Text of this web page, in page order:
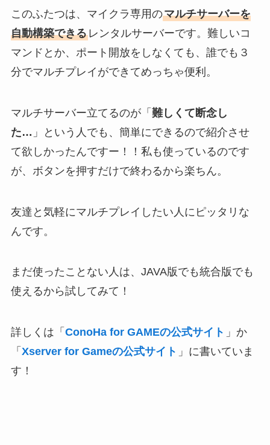
このふたつは、マイクラ専用のマルチサーバーを
自動構築できるレンタルサーバーです。難しいコ
マンドとか、ポート開放をしなくても、誰でも３
分でマルチプレイができてめっちゃ便利。
マルチサーバー立てるのが「 難しくて断念し
た… 」という人でも、簡単にできるので紹介させ
て欲しかったんですー！！私も使っているのです
が、ボタンを押すだけで終わるから楽ちん。
友達と気軽にマルチプレイしたい人にピッタリな
んです。
まだ使ったことない人は、JAVA版でも統合版でも
使えるから試してみて！
詳しくは「 ConoHa for GAMEの公式サイト 」か
「 Xserver for Gameの公式サイト 」に書いていま
す！